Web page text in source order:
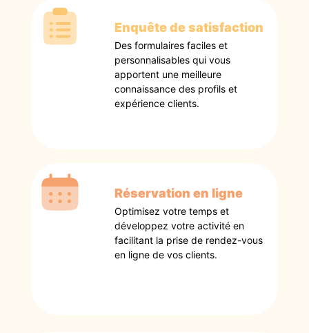
Enquête de satisfaction
Des formulaires faciles et
personnalisables qui vous
apportent une meilleure
connaissance des profils et
expérience clients.
Réservation en ligne
Optimisez votre temps et
développez votre activité en
facilitant la prise de rendez-vous
en ligne de vos clients.